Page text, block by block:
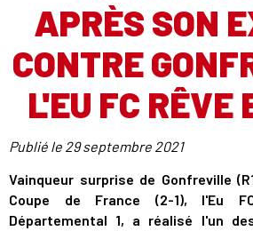
APRÈS SON
CONTRE
L'EU FC RÊVE
Publié le 29 septembre 2021
Vainqueur surprise de Gonfreville
Coupe de France (2-1), l'Eu
Départemental 1, a réalisé l'un